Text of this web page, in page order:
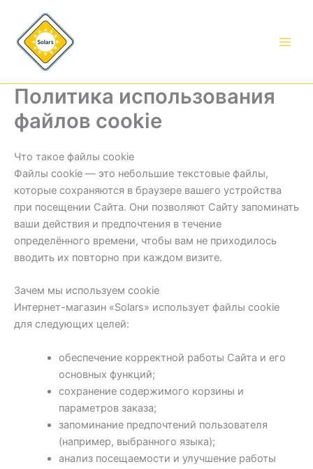
содержимому
Политика использования
файлов cookie
Что такое файлы cookie
Файлы cookie — это небольшие текстовые файлы,
которые сохраняются в браузере вашего устройства
при посещении Сайта. Они позволяют Сайту запоминать
ваши действия и предпочтения в течение
определённого времени, чтобы вам не приходилось
вводить их повторно при каждом визите.
Зачем мы используем cookie
Интернет-магазин «Solars» использует файлы cookie
для следующих целей:
обеспечение корректной работы Сайта и его
основных функций;
сохранение содержимого корзины и
параметров заказа;
запоминание предпочтений пользователя
(например, выбранного языка);
анализ посещаемости и улучшение работы